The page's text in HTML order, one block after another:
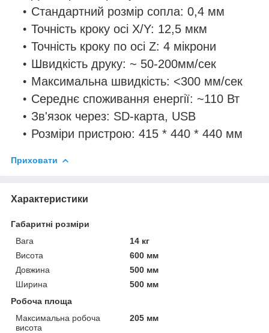
Стандартний розмір сопла: 0,4 мм
Точність кроку осі X/Y: 12,5 мкм
Точність кроку по осі Z: 4 мікрони
Швидкість друку: ~ 50-200мм/сек
Максимальна швидкість: <300 мм/сек
Середнє споживання енергії: ~110 Вт
Зв'язок через: SD-карта, USB
Розміри пристрою: 415 * 440 * 440 мм
Приховати
Характеристики
Габаритні розміри
Вага
14 кг
Висота
600 мм
Довжина
500 мм
Ширина
500 мм
Робоча площа
Максимальна робоча
висота
205 мм